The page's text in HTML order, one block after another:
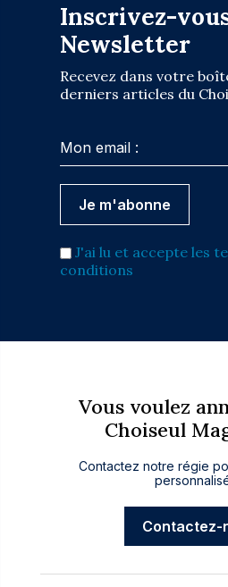
Inscrivez-
Newsletter
Recevez dans votre
derniers articles du
J'ai lu et accepte les
conditions
Vous voulez
Choiseul
Contactez notre régie
Contactez-